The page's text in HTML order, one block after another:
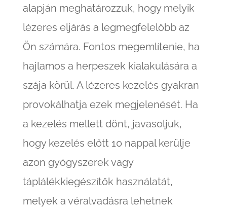
alapján meghatározzuk, hogy melyik
lézeres eljárás a legmegfelelőbb az
Ön számára. Fontos megemlítenie, ha
hajlamos a herpeszek kialakulására a
szája körül. A lézeres kezelés gyakran
provokálhatja ezek megjelenését. Ha
a kezelés mellett dönt, javasoljuk,
hogy kezelés előtt 10 nappal kerülje
azon gyógyszerek vagy
táplálékkiegészítők használatát,
melyek a véralvadásra lehetnek